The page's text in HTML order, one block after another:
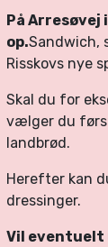
På Arresøvej
op.Sandwich,
Risskovs nye
Skal du for
vælger du
landbrød.
Herefter kan
dressinger.
Vil